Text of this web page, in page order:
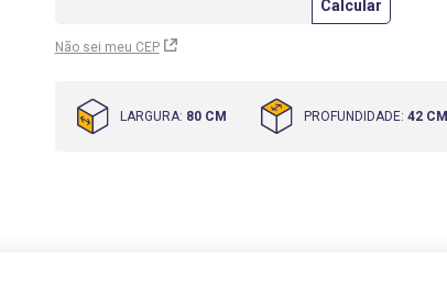
Não sei meu CEP
LARGURA: 80 CM PROFUNDIDADE: 42 CM